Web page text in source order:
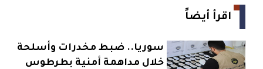
اقرأ أيضاً
سوريا.. ضبط مخدرات وأسلحة
خلال مداهمة أمنية بطرطوس